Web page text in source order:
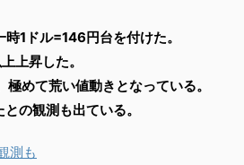
1ドル=146円台を付けた。
上昇した。
めて荒い値動きとなっている。
の観測も出ている。
測も